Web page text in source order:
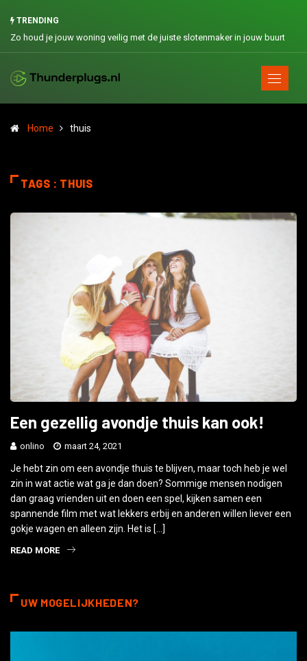
TRENDING
Zo houd je jouw woning veilig met de juiste slotenmaker in jouw buurt
Home thuis
TAGS : THUIS
Een gezellig avondje thuis kan ook!
onlino maart 24, 2021
Je hebt zin om een avondje thuis te blijven, maar toch heb je wel
zin in wat actie wat ga je dan doen? Sommige mensen nodigen
dan graag vrienden uit en doen een spel, kijken samen een
spannende film met wat lekkers erbij en anderen willen liever een
gokje wagen en alleen zijn. Het is […]
READ MORE
UW MOGELIJKHEDEN?